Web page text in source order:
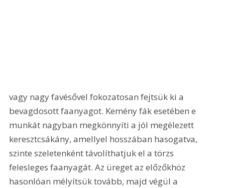
vagy nagy favésővel fokozatosan fejtsük ki a
bevagdosott faanyagot. Kemény fák esetében e
munkát nagyban megkönnyíti a jól megélezett
keresztcsákány, amellyel hosszában hasogatva,
szinte szeletenként távolíthatjuk el a törzs
felesleges faanyagát. Az üreget az előzőkhöz
hasonlóan mélyítsük tovább, majd végül a